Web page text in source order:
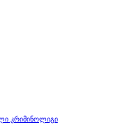
კრიმინოლიგი